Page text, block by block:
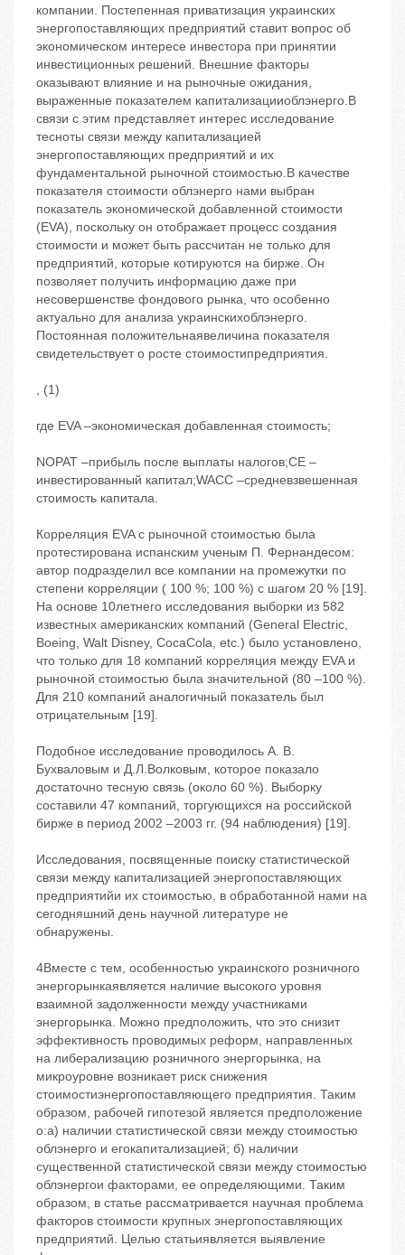
компании. Постепенная приватизация украинских
энергопоставляющих предприятий ставит вопрос об
экономическом интересе инвестора при принятии
инвестиционных решений. Внешние факторы
оказывают влияние и на рыночные ожидания,
выраженные показателем капитализацииоблэнерго.В
связи с этим представляет интерес исследование
тесноты связи между капитализацией
энергопоставляющих предприятий и их
фундаментальной рыночной стоимостью.В качестве
показателя стоимости облэнерго нами выбран
показатель экономической добавленной стоимости
(EVA), поскольку он отображает процесс создания
стоимости и может быть рассчитан не только для
предприятий, которые котируются на бирже. Он
позволяет получить информацию даже при
несовершенстве фондового рынка, что особенно
актуально для анализа украинскихоблэнерго.
Постоянная положительнаявеличина показателя
свидетельствует о росте стоимостипредприятия.
, (1)
где EVA –экономическая добавленная стоимость;
NOPAT –прибыль после выплаты налогов;CE –
инвестированный капитал;WACC –средневзвешенная
стоимость капитала.
Корреляция EVA с рыночной стоимостью была
протестирована испанским ученым П. Фернандесом:
автор подразделил все компании на промежутки по
степени корреляции ( 100 %; 100 %) с шагом 20 % [19].
На основе 10летнего исследования выборки из 582
известных американских компаний (General Electric,
Boeing, Walt Disney, CocaCola, etc.) было установлено,
что только для 18 компаний корреляция между EVA и
рыночной стоимостью была значительной (80 –100 %).
Для 210 компаний аналогичный показатель был
отрицательным [19].
Подобное исследование проводилось А. В.
Бухваловым и Д.Л.Волковым, которое показало
достаточно тесную связь (около 60 %). Выборку
составили 47 компаний, торгующихся на российской
бирже в период 2002 –2003 гг. (94 наблюдения) [19].
Исследования, посвященные поиску статистической
связи между капитализацией энергопоставляющих
предприятийи их стоимостью, в обработанной нами на
сегодняшний день научной литературе не
обнаружены.
4Вместе с тем, особенностью украинского розничного
энергорынкаявляется наличие высокого уровня
взаимной задолженности между участниками
энергорынка. Можно предположить, что это снизит
эффективность проводимых реформ, направленных
на либерализацию розничного энергорынка, на
микроуровне возникает риск снижения
стоимостиэнергопоставляющего предприятия. Таким
образом, рабочей гипотезой является предположение
о:а) наличии статистической связи между стоимостью
облэнерго и егокапитализацией; б) наличии
существенной статистической связи между стоимостью
облэнергои факторами, ее определяющими. Таким
образом, в статье рассматривается научная проблема
факторов стоимости крупных энергопоставляющих
предприятий. Целью статьиявляется выявление